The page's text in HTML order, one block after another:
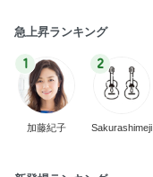
急上昇ランキング
1
加藤紀子
2
Sakurashimeji